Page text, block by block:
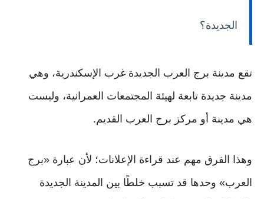
الجديدة؟
تقع مدينة برج العرب الجديدة غرب الإسكندرية، وهي
مدينة جديدة تابعة لهيئة المجتمعات العمرانية، وليست
هي مدينة أو مركز برج العرب القديم.
وهذا الفرق مهم عند قراءة الإعلانات؛ لأن عبارة «برج
العرب» وحدها قد تسبب خلطًا بين المدينة الجديدة